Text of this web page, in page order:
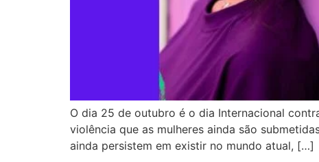
O dia 25 de outubro é o dia Internacional
violência que as mulheres ainda são
ainda persistem em existir no mundo atual, […]